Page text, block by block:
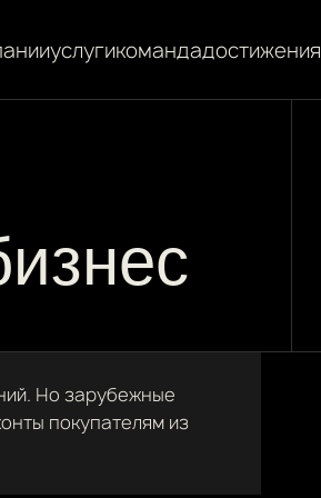
услугикомандадостижения
Но зарубежные
покупателям из